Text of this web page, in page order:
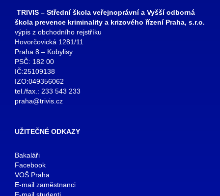
TRIVIS – Střední škola veřejnoprávní a Vyšší odborná
škola prevence kriminality a krizového řízení Praha, s.r.o.
výpis z obchodního rejstříku
Hovorčovická 1281/11
Praha 8 – Kobylisy
PSČ: 182 00
IČ:25109138
IZO:049356062
tel./fax.: 233 543 233
praha@trivis.cz
UŽITEČNÉ ODKAZY
Bakaláři
Facebook
VOŠ Praha
E-mail zaměstnanci
E-mail studenti